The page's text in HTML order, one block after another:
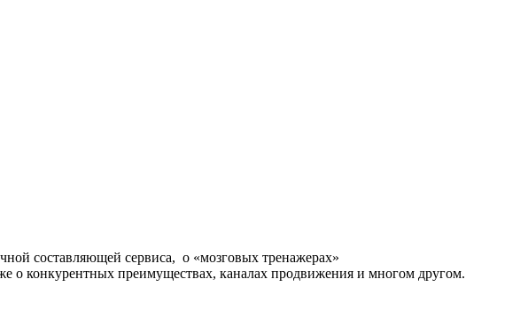
составляющей сервиса, о «мозговых тренажерах»
о конкурентных преимуществах, каналах продвижения и многом другом.